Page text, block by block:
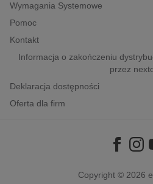
historia
Wymagania Systemowe
Pomoc
Kontakt
Informacja o zakończeniu
przez
Deklaracja dostępności
Oferta dla firm
Copyright © 2026